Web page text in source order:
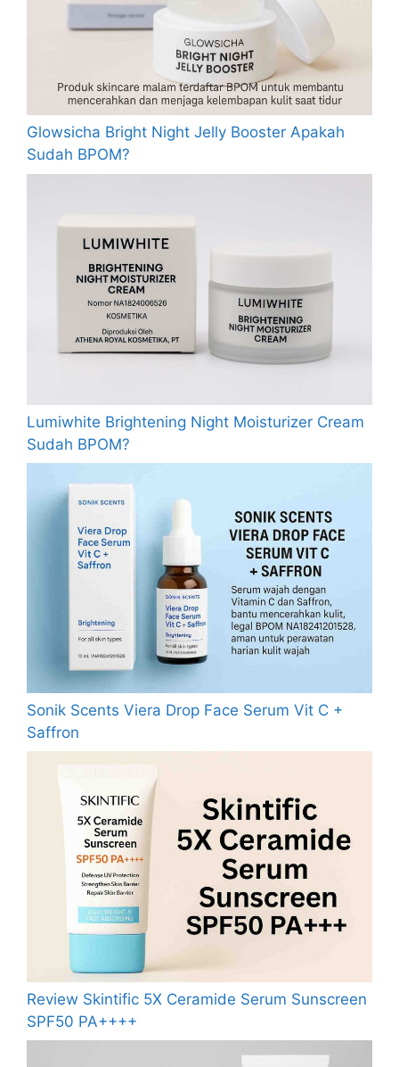
Glowsicha Bright Night Jelly Booster Apakah
Sudah BPOM?
Lumiwhite Brightening Night Moisturizer Cream
Sudah BPOM?
Sonik Scents Viera Drop Face Serum Vit C +
Saffron
Review Skintific 5X Ceramide Serum Sunscreen
SPF50 PA++++